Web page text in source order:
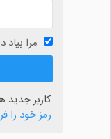
مرا
کاربر
رمز خود را